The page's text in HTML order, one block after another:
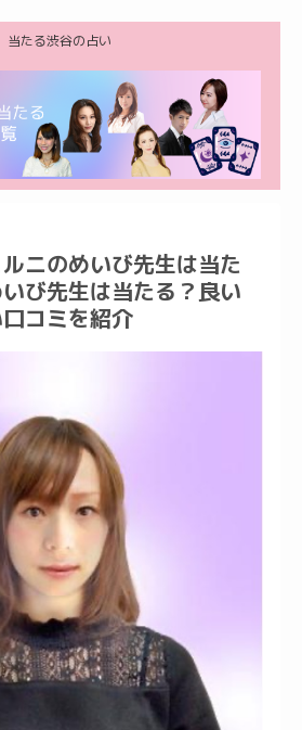
当たる渋谷の占い
ニのめいび先生は当た
び先生は当たる？良い
コミを紹介